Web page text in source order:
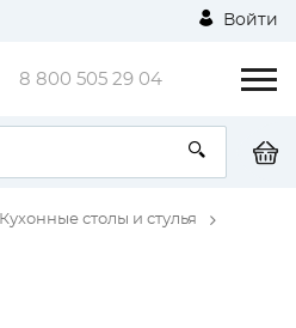
Войти
8 800 505 29 04
Кухонные столы и стулья